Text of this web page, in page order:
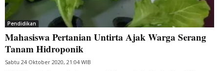
Pendidikan
Mahasiswa Pertanian Untirta Ajak Warga Serang
Tanam Hidroponik
Sabtu 24 Oktober 2020, 21:04 WIB